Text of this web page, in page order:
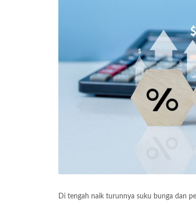
Di tengah naik turunnya suku bunga dan